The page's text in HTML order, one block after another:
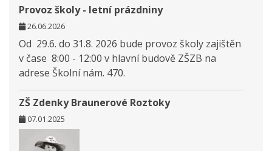
Provoz školy - letní prázdniny
26.06.2026
Od 29.6. do 31.8. 2026 bude provoz školy zajištěn
v čase 8:00 - 12:00 v hlavní budově ZŠZB na
adrese Školní nám. 470.
ZŠ Zdenky Braunerové Roztoky
07.01.2025